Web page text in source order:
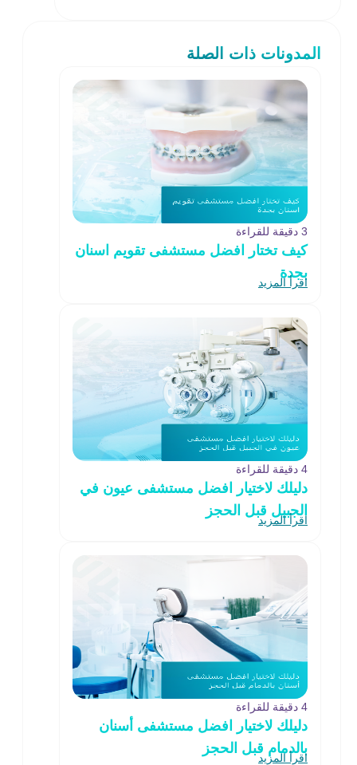
المدونات ذات الصلة
3 دقيقة للقراءة
كيف تختار افضل مستشفى تقويم اسنان
بجدة
اقرأ المزيد
4 دقيقة للقراءة
دليلك لاختيار افضل مستشفى عيون في
الجبيل قبل الحجز
اقرأ المزيد
4 دقيقة للقراءة
دليلك لاختيار افضل مستشفى أسنان
بالدمام قبل الحجز
اقرأ المزيد